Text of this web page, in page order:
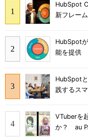
HubSpot
新フレー
HubSpot
能を提供
HubSpot
践するス
VTuberを
か？ au